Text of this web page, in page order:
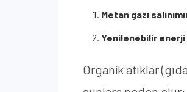
Metan gazı
Yenilenebilir
Organik atıklar